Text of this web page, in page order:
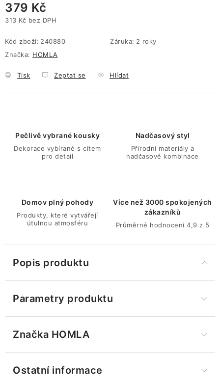
379 Kč
313 Kč bez DPH
Kód zboží: 240880 Záruka: 2 roky
Značka: HOMLA
Tisk Zeptat se Hlídat
Pečlivě vybrané kousky
Dekorace vybírané s citem
pro detail
Nadčasový styl
Přírodní materiály a
nadčasové kombinace
Domov plný pohody
Produkty, které vytvářejí
útulnou atmosféru
Více než 3000 spokojených
zákazníků
Průměrné hodnocení 4,9 z 5
Popis produktu
Parametry produktu
Značka HOMLA
Ostatní informace